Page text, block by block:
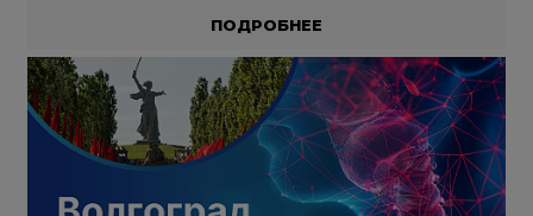
ПОДРОБНЕЕ